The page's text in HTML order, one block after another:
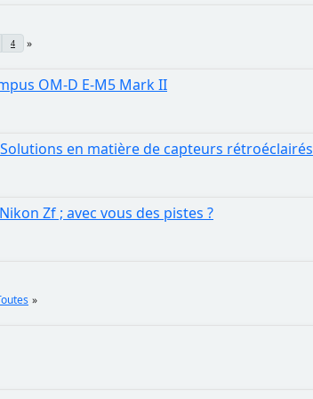
4
OM-D E-M5 Mark II
en matière de capteurs rétroéclairés
Zf ; avec vous des pistes ?